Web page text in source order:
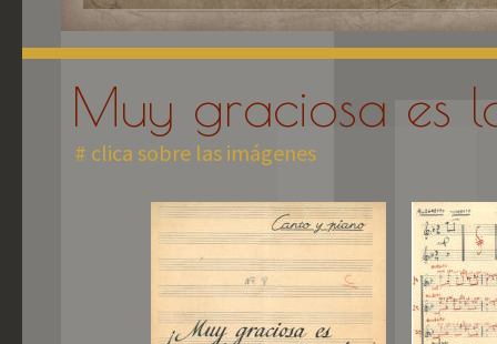
Muy graciosa es
# clica sobre las imágenes